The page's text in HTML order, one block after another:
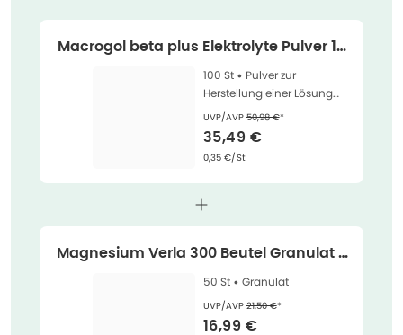
Macrogol beta plus Elektrolyte Pulver 10
0 St100 St • Pulver zur
Herstellung einer Lösung
zum Einnehmen
UVP/AVPEhemaliger Preis (U V P)
50,98 €*
Verkaufspreis
35,49 €
Grundpreis
0,35 €/St
Magnesium Verla 300 Beutel Granulat 5
0 St50 St • Granulat
UVP/AVPEhemaliger Preis (U V P)
21,50 €*
Verkaufspreis
16,99 €